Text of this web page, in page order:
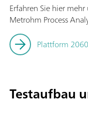
Erfahren Sie hier
Metrohm Process
Plattform 2060
Testaufbau